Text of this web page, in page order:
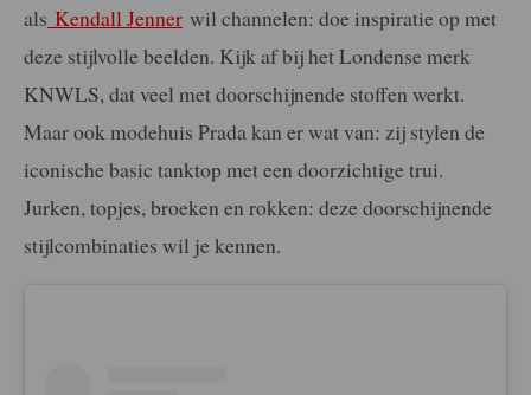
als Kendall Jenner wil channelen: doe inspiratie op met
deze stijlvolle beelden. Kijk af bij het Londense merk
KNWLS, dat veel met doorschijnende stoffen werkt.
Maar ook modehuis Prada kan er wat van: zij stylen de
iconische basic tanktop met een doorzichtige trui.
Jurken, topjes, broeken en rokken: deze doorschijnende
stijlcombinaties wil je kennen.